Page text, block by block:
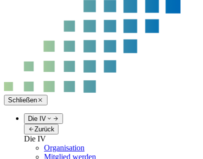
Schließen
Die IV
Zurück
Die IV
Organisation
Mitglied werden